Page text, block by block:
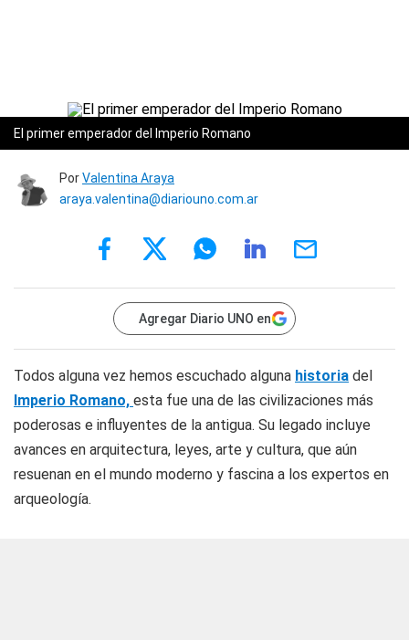
El primer emperador del Imperio Romano
PorValentina Araya
araya.valentina@diariouno.com.ar
Agregar Diario UNO en
Todos alguna vez hemos escuchado alguna historia del
Imperio Romano, esta fue una de las civilizaciones más
poderosas e influyentes de la antigua. Su legado incluye
avances en arquitectura, leyes, arte y cultura, que aún
resuenan en el mundo moderno y fascina a los expertos en
arqueología.